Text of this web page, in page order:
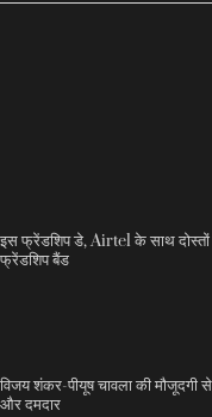
इस फ्रेंडशिप डे, Airtel के साथ
फ्रेंडशिप बैंड
विजय शंकर-पीयूष चावला की
और दमदार